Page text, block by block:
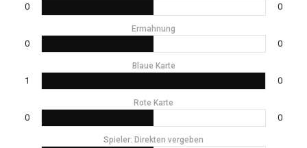
0 0
Ermahnung
0 0
Blaue Karte
1 0
Rote Karte
0 0
Spieler: Direkten vergeben